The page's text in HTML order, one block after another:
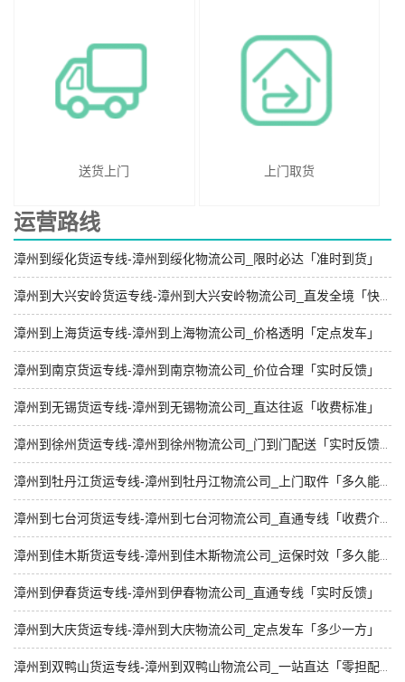
送货上门 上门取货
运营路线
漳州到绥化货运专线-漳州到绥化物流公司_限时必达「准时到货」
漳州到上海货运专线-漳州到上海物流公司_价格透明「定点发车」
漳州到南京货运专线-漳州到南京物流公司_价位合理「实时反馈」
漳州到无锡货运专线-漳州到无锡物流公司_直达往返「收费标准」
漳州到伊春货运专线-漳州到伊春物流公司_直通专线「实时反馈」
漳州到大庆货运专线-漳州到大庆物流公司_定点发车「多少一方」